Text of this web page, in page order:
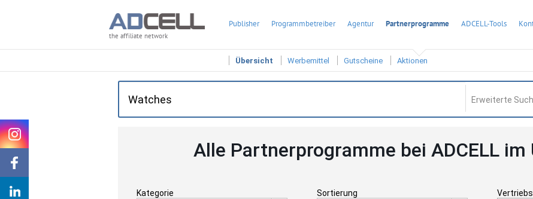
the affiliate network
Publisher Programmbetreiber Agentur Partnerprogramme ADCELL-Tools
Übersicht Werbemittel Gutscheine Aktionen
Erweiterte
Alle Partnerprogramme bei ADCELL im
Kategorie
Sortierung